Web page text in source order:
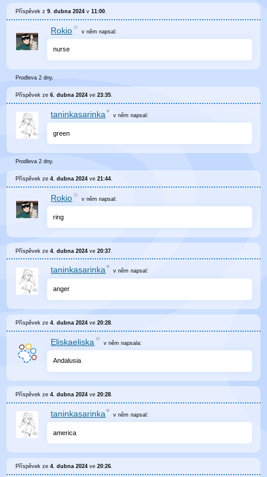
Příspěvek z9. dubna 2024 v11:00
Rokio v němnapsal:
nurse
Prodleva 2 dny.
Příspěvek ze6. dubna 2024 ve23:35.
taninkasarinka v něm napsal:
green
Prodleva 2 dny.
Příspěvek ze4. dubna 2024 ve21:44.
Rokio v němnapsal:
ring
Příspěvek ze4. dubna 2024 ve20:37
taninkasarinka v něm napsal:
anger
Příspěvek ze4. dubna 2024 ve20:28
Eliskaeliska v němnapsala:
Andalusia
Příspěvek ze4. dubna 2024 ve20:28.
taninkasarinka v něm napsal:
america
Příspěvek ze4. dubna 2024 ve20:26.